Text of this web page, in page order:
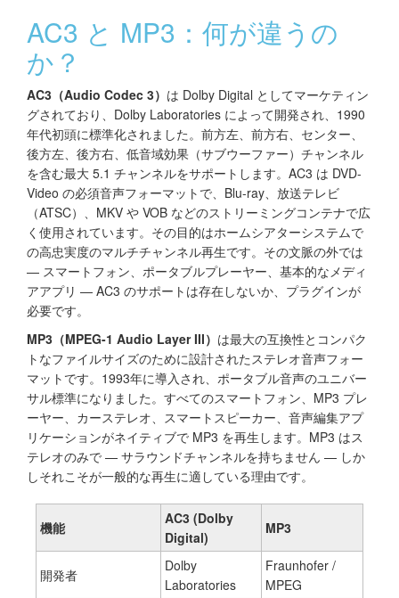
AC3 と MP3：何が違うの
か？
AC3（Audio Codec 3） は Dolby Digital としてマーケティン
グされており、Dolby Laboratories によって開発され、1990
年代初頭に標準化されました。前方左、前方右、センター、
後方左、後方右、低音域効果（サブウーファー）チャンネル
を含む最大 5.1 チャンネルをサポートします。AC3 は DVD-
Video の必須音声フォーマットで、Blu-ray、放送テレビ
（ATSC）、MKV や VOB などのストリーミングコンテナで広
く使用されています。その目的はホームシアターシステムで
の高忠実度のマルチチャンネル再生です。その文脈の外では
— スマートフォン、ポータブルプレーヤー、基本的なメディ
アアプリ — AC3 のサポートは存在しないか、プラグインが
必要です。
MP3（MPEG-1 Audio Layer III） は最大の互換性とコンパク
トなファイルサイズのために設計されたステレオ音声フォー
マットです。1993年に導入され、ポータブル音声のユニバー
サル標準になりました。すべてのスマートフォン、MP3 プレ
ーヤー、カーステレオ、スマートスピーカー、音声編集アプ
リケーションがネイティブで MP3 を再生します。MP3 はス
テレオのみで — サラウンドチャンネルを持ちません — しか
しそれこそが一般的な再生に適している理由です。
機能
AC3 (Dolby
Digital)
MP3
開発者
Dolby
Laboratories
Fraunhofer /
MPEG